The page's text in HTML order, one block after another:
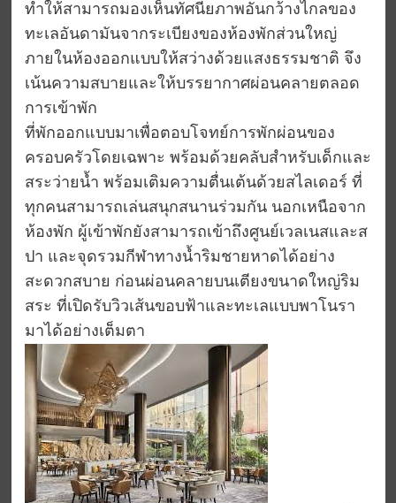
ทำให้สามารถมองเห็นทัศนียภาพอันกว้างไกลของ
ทะเลอันดามันจากระเบียงของห้องพักส่วนใหญ่
ภายในห้องออกแบบให้สว่างด้วยแสงธรรมชาติ จึง
เน้นความสบายและให้บรรยากาศผ่อนคลายตลอด
การเข้าพัก
ที่พักออกแบบมาเพื่อตอบโจทย์การพักผ่อนของ
ครอบครัวโดยเฉพาะ พร้อมด้วยคลับสำหรับเด็กและ
สระว่ายน้ำ พร้อมเติมความตื่นเต้นด้วยสไลเดอร์ ที่
ทุกคนสามารถเล่นสนุกสนานร่วมกัน นอกเหนือจาก
ห้องพัก ผู้เข้าพักยังสามารถเข้าถึงศูนย์เวลเนสและส
ปา และจุดรวมกีฬาทางน้ำริมชายหาดได้อย่าง
สะดวกสบาย ก่อนผ่อนคลายบนเตียงขนาดใหญ่ริม
สระ ที่เปิดรับวิวเส้นขอบฟ้าและทะเลแบบพาโนรา
มาได้อย่างเต็มตา